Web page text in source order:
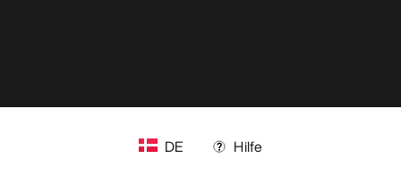
DE Hilfe